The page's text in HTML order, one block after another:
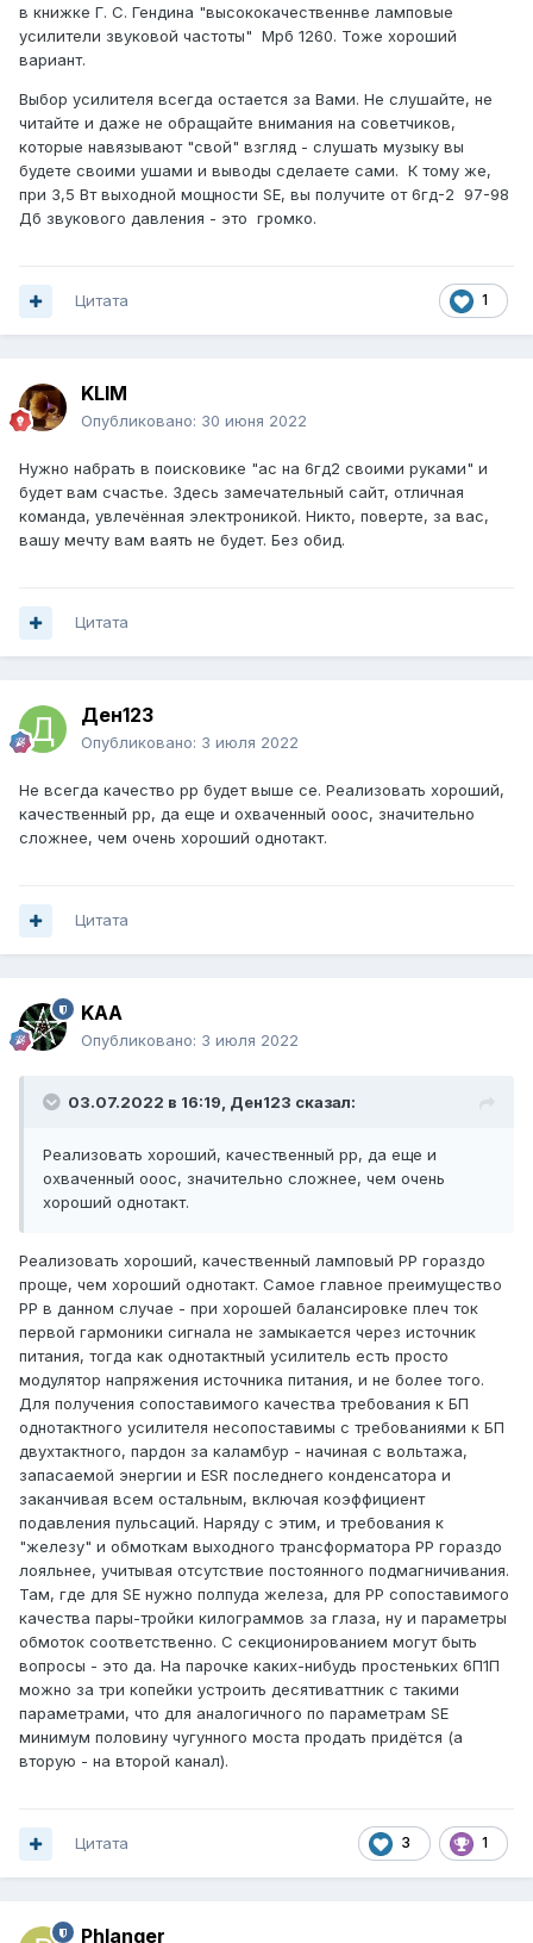
в книжке Г. С. Гендина "высококачественнве ламповые
усилители звуковой частоты" Мрб 1260. Тоже хороший
вариант.
Выбор усилителя всегда остается за Вами. Не слушайте, не
читайте и даже не обращайте внимания на советчиков,
которые навязывают "свой" взгляд - слушать музыку вы
будете своими ушами и выводы сделаете сами. К тому же,
при 3,5 Вт выходной мощности SE, вы получите от 6гд-2 97-98
Дб звукового давления - это громко.
1
Цитата
KLIM
Опубликовано: 30 июня 2022
Нужно набрать в поисковике "ас на 6гд2 своими руками" и
будет вам счастье. Здесь замечательный сайт, отличная
команда, увлечённая электроникой. Никто, поверте, за вас,
вашу мечту вам ваять не будет. Без обид.
Цитата
Ден123
Опубликовано: 3 июля 2022
Не всегда качество рр будет выше се. Реализовать хороший,
качественный рр, да еще и охваченный ооос, значительно
сложнее, чем очень хороший однотакт.
Цитата
KAA
Опубликовано: 3 июля 2022
03.07.2022 в 16:19, Ден123 сказал:
Реализовать хороший, качественный рр, да еще и
охваченный ооос, значительно сложнее, чем очень
хороший однотакт.
Реализовать хороший, качественный ламповый PP гораздо
проще, чем хороший однотакт. Самое главное преимущество
PP в данном случае - при хорошей балансировке плеч ток
первой гармоники сигнала не замыкается через источник
питания, тогда как однотактный усилитель есть просто
модулятор напряжения источника питания, и не более того.
Для получения сопоставимого качества требования к БП
однотактного усилителя несопоставимы с требованиями к БП
двухтактного, пардон за каламбур - начиная с вольтажа,
запасаемой энергии и ESR последнего конденсатора и
заканчивая всем остальным, включая коэффициент
подавления пульсаций. Наряду с этим, и требования к
"железу" и обмоткам выходного трансформатора РР гораздо
лояльнее, учитывая отсутствие постоянного подмагничивания.
Там, где для SE нужно полпуда железа, для PP сопоставимого
качества пары-тройки килограммов за глаза, ну и параметры
обмоток соответственно. С секционированием могут быть
вопросы - это да. На парочке каких-нибудь простеньких 6П1П
можно за три копейки устроить десятиваттник с такими
параметрами, что для аналогичного по параметрам SE
минимум половину чугунного моста продать придётся (а
вторую - на второй канал).
3 1
Цитата
Phlanger